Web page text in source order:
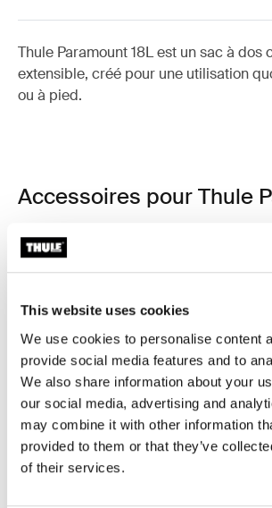
This website uses cookies
We use cookies to personalise content
provide social media features and to
We also share information about your
our social media, advertising and
may combine it with other information
provided to them or that they’ve
of their services.
Thule Paramount 18L est un sac à dos
extensible, créé pour une utilisation
ou à pied.
Accessoires pour Thule